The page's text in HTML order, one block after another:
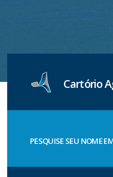
Cartório
PESQUISE SEU NOME